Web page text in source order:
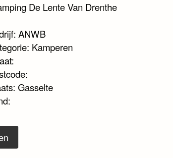
De Lente Van Drenthe
ANWB
Kamperen
Gasselte